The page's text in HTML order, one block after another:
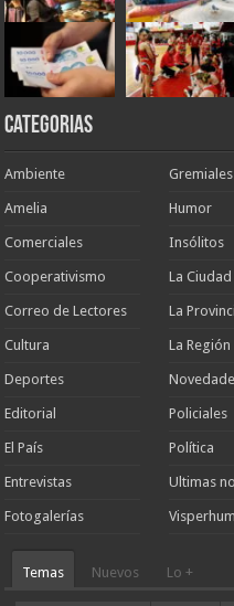
Categorias
Ambiente
Amelia
Comerciales
Cooperativismo
Correo de Lectores
Cultura
Deportes
Editorial
El País
Entrevistas
Fotogalerías
Gremiales
Humor
Insólitos
La Ciudad
La
La Región
Policiales
Política
Ultimas
Temas Nuevos Lo +